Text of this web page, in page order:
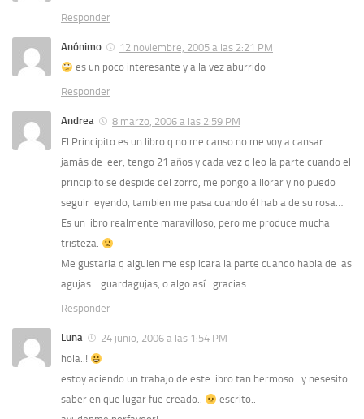
Responder
Anónimo
12 noviembre, 2005 a las 2:21 PM
es un poco interesante y a la vez aburrido
Responder
Andrea
8 marzo, 2006 a las 2:59 PM
El Principito es un libro q no me canso no me voy a cansar
jamás de leer, tengo 21 años y cada vez q leo la parte cuando el
principito se despide del zorro, me pongo a llorar y no puedo
seguir leyendo, tambien me pasa cuando él habla de su rosa…
Es un libro realmente maravilloso, pero me produce mucha
tristeza.
Me gustaria q alguien me esplicara la parte cuando habla de las
agujas… guardagujas, o algo así…gracias.
Responder
Luna
24 junio, 2006 a las 1:54 PM
hola..!
estoy aciendo un trabajo de este libro tan hermoso.. y nesesito
saber en que lugar fue creado..
escrito..